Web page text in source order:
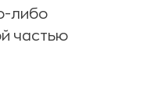
либо
частью